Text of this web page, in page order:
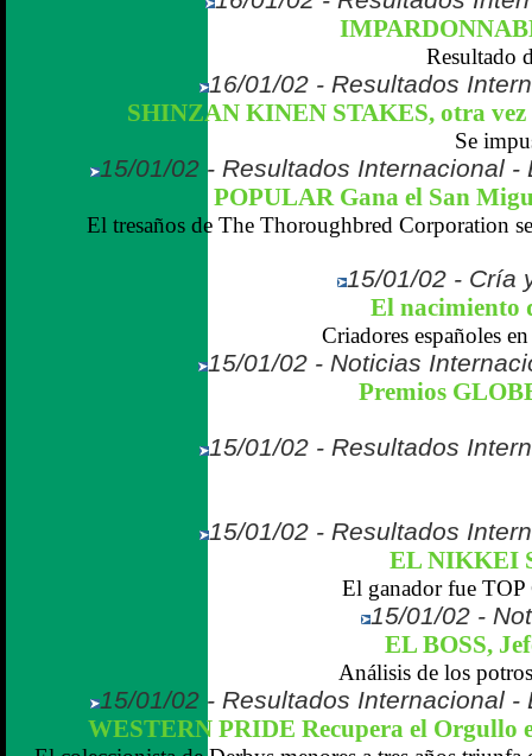
Resultado
16/01/02 - Resultados
SHINZAN KINEN STAKES, otra vez
Se
15/01/02 - Resultados Internacional -
POPULAR Gana el San
El tresaños de The Thoroughbred Corporation
15/01/02 - Cría
El nacimiento
Criadores españoles
15/01/02 - Noticias
Premios
15/01/02 - Resultados
15/01/02 - Resultados
EL NIKKEI
El ganador fue
15/01/02 -
EL BOSS,
Análisis de los
15/01/02 - Resultados Internacional -
WESTERN PRIDE Recupera el Orgullo